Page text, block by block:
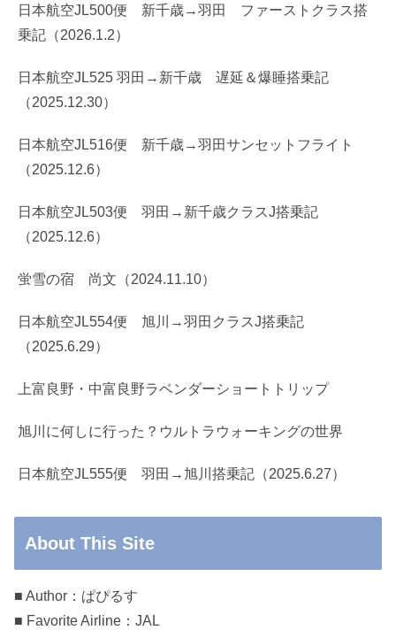
日本航空JL500便 新千歳→羽田 ファーストクラス搭
乗記（2026.1.2）
日本航空JL525 羽田→新千歳 遅延＆爆睡搭乗記
（2025.12.30）
日本航空JL516便 新千歳→羽田サンセットフライト
（2025.12.6）
日本航空JL503便 羽田→新千歳クラスJ搭乗記
（2025.12.6）
蛍雪の宿 尚文（2024.11.10）
日本航空JL554便 旭川→羽田クラスJ搭乗記
（2025.6.29）
上富良野・中富良野ラベンダーショートトリップ
旭川に何しに行った？ウルトラウォーキングの世界
日本航空JL555便 羽田→旭川搭乗記（2025.6.27）
About This Site
■ Author：ぱぴるす
■ Favorite Airline：JAL